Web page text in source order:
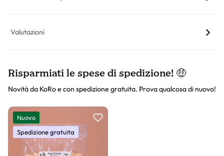
Valutazioni
Risparmiati le spese di spedizione! 🤑
Novità da KoRo e con spedizione gratuita. Prova qualcosa di nuovo!
Slider prodotto
Nuovo
Spedizione gratuita